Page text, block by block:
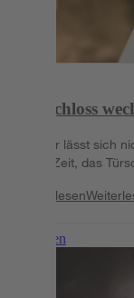
Türschloss
Die Tür lässt sich
ist es Zeit, das
Weiterlesen
Weiterlesen